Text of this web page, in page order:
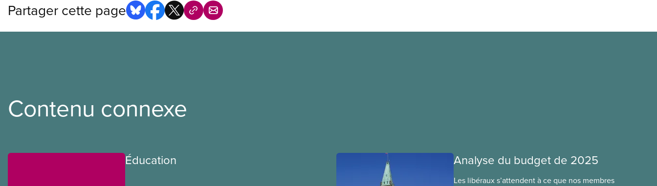
Partager cette page
Contenu connexe
Éducation Analyse du budget de 2025
Les libéraux s’attendent à ce que nos membres